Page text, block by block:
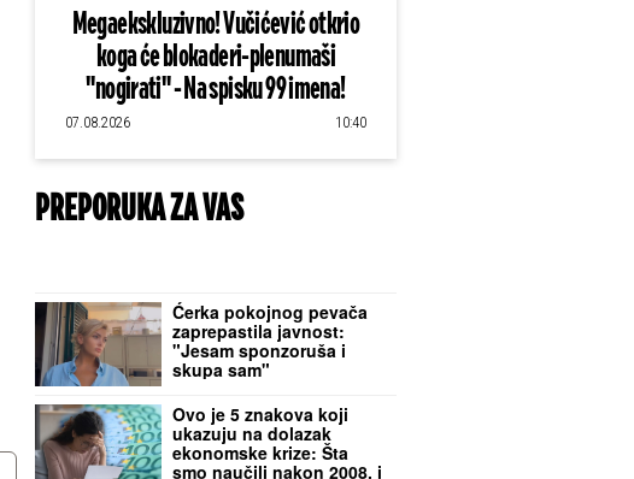
Megaekskluzivno! Vučićević otkrio
koga će blokaderi-plenumaši
"nogirati" - Na spisku 99 imena!
07.08.2026 10:40
PREPORUKA ZA VAS
Ćerka pokojnog pevača
zaprepastila javnost:
"Jesam sponzoruša i
skupa sam"
Ovo je 5 znakova koji
ukazuju na dolazak
ekonomske krize: Šta
smo naučili nakon 2008. i